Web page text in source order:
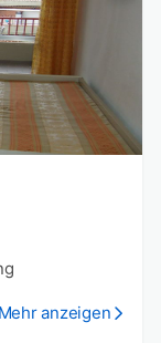
Mehr anzeigen